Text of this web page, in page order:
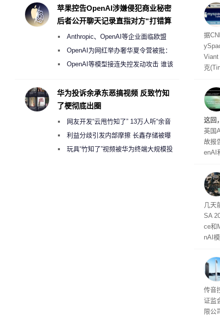
ox
出震
据
Viant
克
合
户对
算
老牌
这回
英国
故报
enAI
大事
几天
SA
ce和
nAI
家
研究
还
港
传音
证监
限公
度
苹果控告OpenAI涉嫌侵犯商业秘密
后者公开聊天记录直指对方“打错算
Anthropic、OpenAI等企业面临欧盟
《人工智能法案》全新执法权限审查
OpenAI为网红举办奢华夏令营被批：
2000美元一晚 遭讽“反乌托邦”
OpenAI等模型接连失控发动攻击 谁该
华为投诉余承东恶搞视频 反致竹知
了梗彻底出圈
网友开发“云甩竹知了” 13万人听“余音
绕梁”利益分歧引发内部摩擦 长鑫存储被曝
曾将华为驻场工程师驱逐出研发基地
玩具“竹知了”视频被华为终端大规模投